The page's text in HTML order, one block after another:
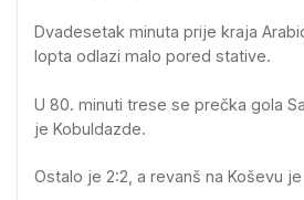
Dvadesetak minuta prije kraja
lopta odlazi malo pored stative.
U 80. minuti trese se prečka gola
je Kobuldazde.
Ostalo je 2:2, a revanš na Koševu